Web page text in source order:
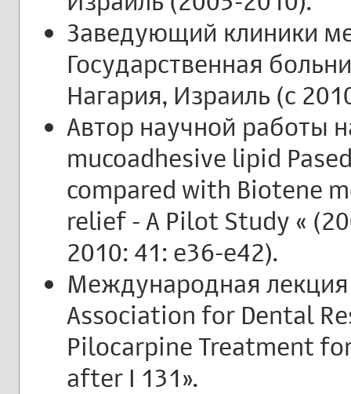
Заведующий клиники
Государственная
Нагария, Израиль (с
Автор научной работы
mucoadhesive lipid
compared with Biotene
relief - A Pilot Study «
2010: 41: e36-e42).
Международная
Association for Dental
Pilocarpine Treatment
after I 131».